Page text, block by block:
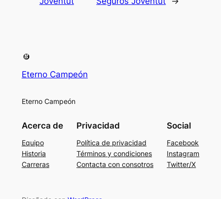
Eterno Campeón
Eterno Campeón
Acerca de
Equipo
Historia
Carreras
Privacidad
Política de privacidad
Términos y condiciones
Contacta con consotros
Social
Facebook
Instagram
Twitter/X